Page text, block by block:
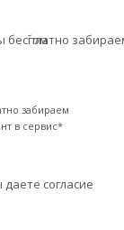
забираем
в сервис*